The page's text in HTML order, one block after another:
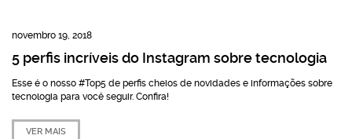
novembro 19, 2018
5 perfis incríveis do Instagram sobre tecnologia
Esse é o nosso #Top5 de perfis cheios de novidades e informações sobre
tecnologia para você seguir. Confira!
VER MAIS